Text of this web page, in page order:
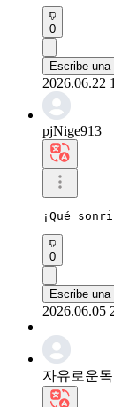
0
Escribe una
2026.06.22
pjNige913
¡Qué
0
Escribe una
2026.06.05
자유로운독